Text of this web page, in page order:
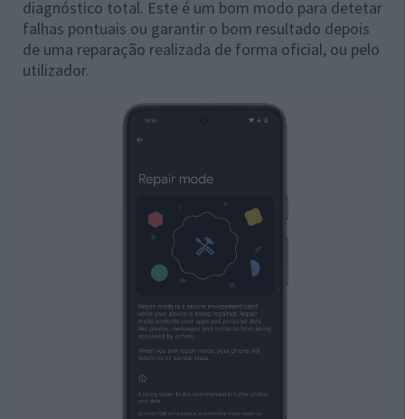
diagnóstico total. Este é um bom modo para detetar
falhas pontuais ou garantir o bom resultado depois
de uma reparação realizada de forma oficial, ou pelo
utilizador.